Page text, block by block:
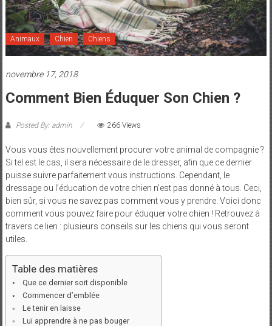
Maman
Animaux Chien Chiens
novembre 17, 2018
Comment Bien Éduquer Son Chien ?
Posted By: admin 266 Views
Vous vous êtes nouvellement procurer votre animal de compagnie ?
Si tel est le cas, il sera nécessaire de le dresser, afin que ce dernier
puisse suivre parfaitement vous instructions. Cependant, le
dressage ou l’éducation de votre chien n’est pas donné à tous. Ceci,
bien sûr, si vous ne savez pas comment vous y prendre. Voici donc
comment vous pouvez faire pour éduquer votre chien ! Retrouvez à
travers ce lien : plusieurs conseils sur les chiens qui vous seront
utiles.
Table des matières
Que ce dernier soit disponible
Commencer d’emblée
Le tenir en laisse
Lui apprendre à ne pas bouger